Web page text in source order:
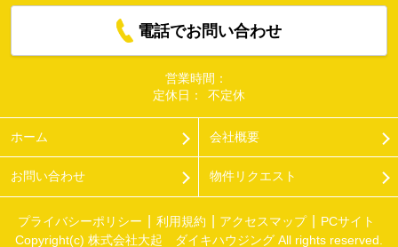
電話でお問い合わせ
営業時間：
定休日：
不定休
ホーム 会社概要
お問い合わせ 物件リクエスト
プライバシーポリシー 利用規約 アクセスマップ
PCサイト
Copyright(c) 株式会社大起 ダイキハウジング All rights reserved.